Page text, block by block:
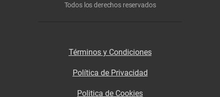
Todos los derechos reservados
Términos y Condiciones
Política de Privacidad
Politica de Cookies